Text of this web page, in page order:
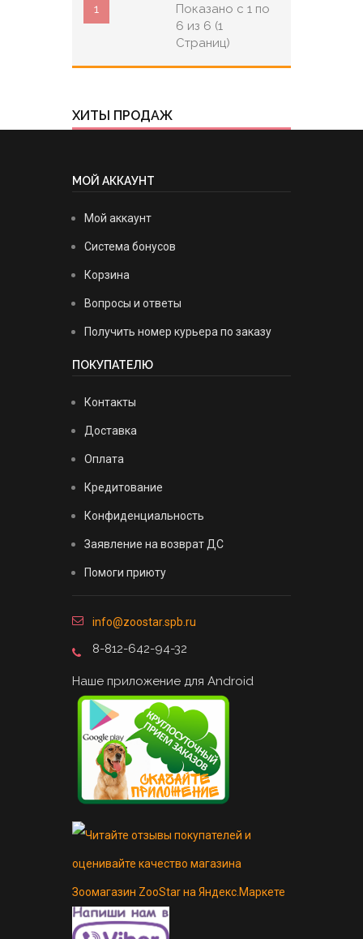
1
Показано с 1 по
6 из 6 (1
Страниц)
ХИТЫ ПРОДАЖ
МОЙ АККАУНТ
Мой аккаунт
Система бонусов
Корзина
Вопросы и ответы
Получить номер курьера по заказу
ПОКУПАТЕЛЮ
Контакты
Доставка
Оплата
Кредитование
Конфиденциальность
Заявление на возврат ДС
Помоги приюту
info@zoostar.spb.ru
8-812-642-94-32
Наше приложение для Android